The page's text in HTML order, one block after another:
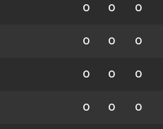
0 0 0
0 0 0
0 0 0
0 0 0